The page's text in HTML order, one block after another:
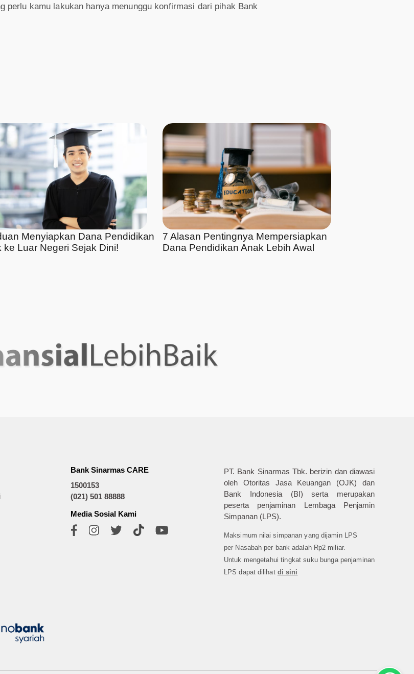
kamu lakukan hanya menunggu konfirmasi dari pihak Bank
Menyiapkan Dana Pendidikan
ke Luar Negeri Sejak Dini!
7 Alasan Pentingnya Mempersiapkan
Dana Pendidikan Anak Lebih Awal
Bank Sinarmas CARE
1500153
(021) 501 88888
Media Sosial Kami
PT. Bank Sinarmas Tbk. berizin dan diawasi
oleh Otoritas Jasa Keuangan (OJK) dan
Bank Indonesia (BI) serta merupakan
peserta penjaminan Lembaga Penjamin
Simpanan (LPS).
Maksimum nilai simpanan yang dijamin LPS
per Nasabah per bank adalah Rp2 miliar.
Untuk mengetahui tingkat suku bunga penjaminan
LPS dapat dilihat di sini